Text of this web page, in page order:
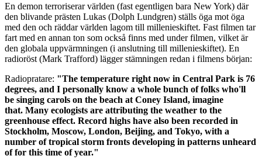
En demon terroriserar världen (fast egentligen bara New York) där
den blivande prästen Lukas (Dolph Lundgren) ställs öga mot öga
med den och räddar världen lagom till millenieskiftet. Fast filmen tar
fart med en annan ton som också finns med under filmen, vilket är
den globala uppvärmningen (i anslutning till millenieskiftet). En
radioröst (Mark Trafford) lägger stämningen redan i filmens början:
Radiopratare: "The temperature right now in Central Park is 76
degrees, and I personally know a whole bunch of folks who'll
be singing carols on the beach at Coney Island, imagine
that. Many ecologists are attributing the weather to the
greenhouse effect. Record highs have also been recorded in
Stockholm, Moscow, London, Beijing, and Tokyo, with a
number of tropical storm fronts developing in patterns unheard
of for this time of year."